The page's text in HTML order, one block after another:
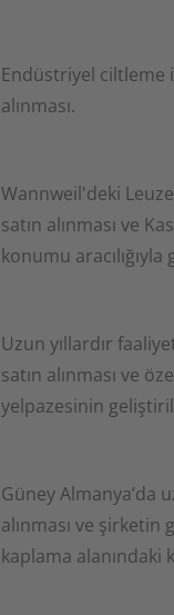
Endüstriyel ciltleme
alınması.
Wannweil'deki
satın alınması ve
konumu
Uzun yıllardır
satın alınması ve
yelpazesinin
Güney Almanya’da
alınması ve
kaplama alanındaki